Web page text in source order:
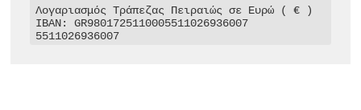
Λογαριασμός Τράπεζας Πειραιώς σε Ευρώ ( € )
IBAN: GR9801725110005511026936007
5511026936007